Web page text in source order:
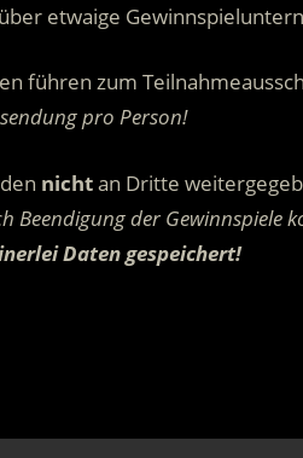
etwaige
führen zum
pro Person!
nichtan Dritte
Beendigung der Gewinnspiele
Daten gespeichert!